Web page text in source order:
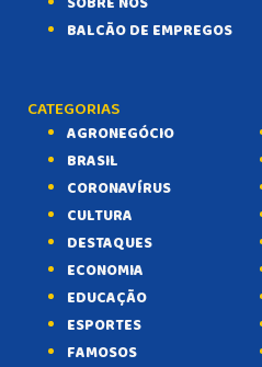
BALCÃO DE EMPREGOS
CATEGORIAS
AGRONEGÓCIO
BRASIL
CORONAVÍRUS
CULTURA
DESTAQUES
ECONOMIA
EDUCAÇÃO
ESPORTES
FAMOSOS